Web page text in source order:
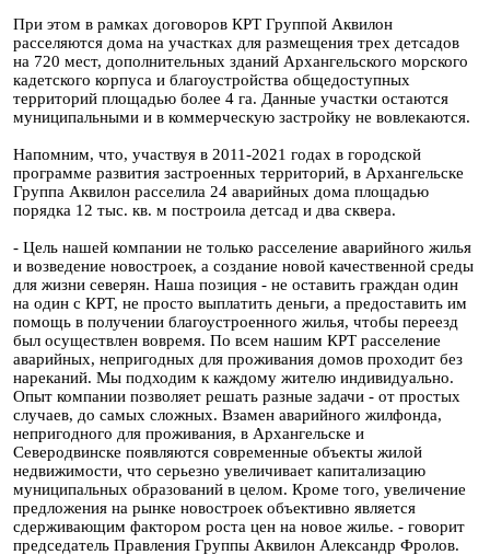
При этом в рамках договоров КРТ Группой Аквилон
расселяются дома на участках для размещения трех детсадов
на 720 мест, дополнительных зданий Архангельского морского
кадетского корпуса и благоустройства общедоступных
территорий площадью более 4 га. Данные участки остаются
муниципальными и в коммерческую застройку не вовлекаются.
Напомним, что, участвуя в 2011-2021 годах в городской
программе развития застроенных территорий, в Архангельске
Группа Аквилон расселила 24 аварийных дома площадью
порядка 12 тыс. кв. м построила детсад и два сквера.
- Цель нашей компании не только расселение аварийного жилья
и возведение новостроек, а создание новой качественной среды
для жизни северян. Наша позиция - не оставить граждан один
на один с КРТ, не просто выплатить деньги, а предоставить им
помощь в получении благоустроенного жилья, чтобы переезд
был осуществлен вовремя. По всем нашим КРТ расселение
аварийных, непригодных для проживания домов проходит без
нареканий. Мы подходим к каждому жителю индивидуально.
Опыт компании позволяет решать разные задачи - от простых
случаев, до самых сложных. Взамен аварийного жилфонда,
непригодного для проживания, в Архангельске и
Северодвинске появляются современные объекты жилой
недвижимости, что серьезно увеличивает капитализацию
муниципальных образований в целом. Кроме того, увеличение
предложения на рынке новостроек объективно является
сдерживающим фактором роста цен на новое жилье. - говорит
председатель Правления Группы Аквилон Александр Фролов.